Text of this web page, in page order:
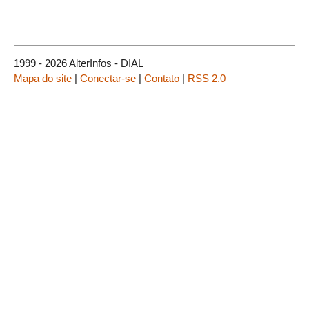
1999 - 2026 AlterInfos - DIAL
Mapa do site | Conectar-se | Contato | RSS 2.0